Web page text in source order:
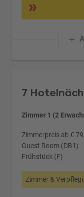
7
Zimmer 1 (2
Zimmerpreis ab €
Guest Room (DB1)
Frühstück (F)
Zimmer &